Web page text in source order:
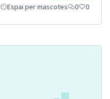
Espai per mascotes 0 0